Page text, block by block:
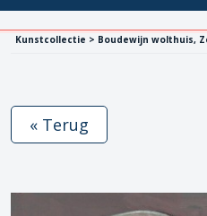
Kunstcollectie > Boudewijn wolthuis,
« Terug